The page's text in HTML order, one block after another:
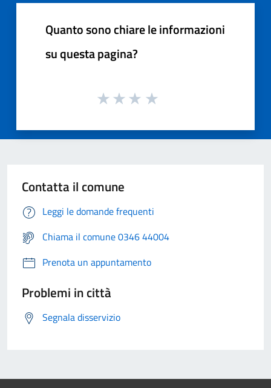
Quanto sono chiare le informazioni
su questa pagina?
Contatta il comune
Leggi le domande frequenti
Chiama il comune 0346 44004
Prenota un appuntamento
Problemi in città
Segnala disservizio